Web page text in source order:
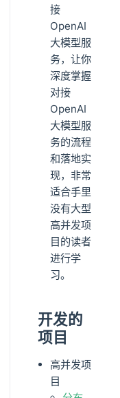
接
OpenAI
大模型服
务，让你
深度掌握
对接
OpenAI
大模型服
务的流程
和落地实
现，非常
适合手里
没有大型
高并发项
目的读者
进行学
习。
开发的
项目
高并发项
目